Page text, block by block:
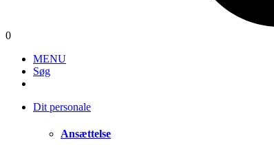
0
MENU
Søg
Dit personale
Ansættelse